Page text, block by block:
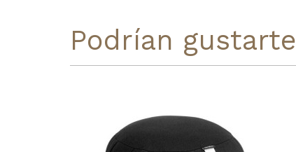
Podrían gustarte